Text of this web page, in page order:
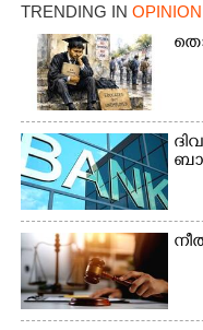
TRENDING IN OPINION